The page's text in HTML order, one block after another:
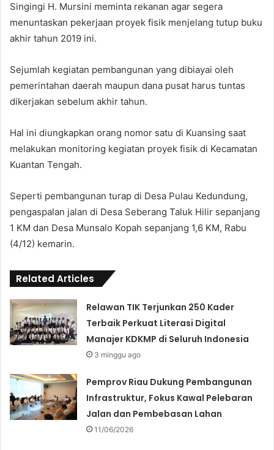
Singingi H. Mursini meminta rekanan agar segera
menuntaskan pekerjaan proyek fisik menjelang tutup buku
akhir tahun 2019 ini.
Sejumlah kegiatan pembangunan yang dibiayai oleh
pemerintahan daerah maupun dana pusat harus tuntas
dikerjakan sebelum akhir tahun.
Hal ini diungkapkan orang nomor satu di Kuansing saat
melakukan monitoring kegiatan proyek fisik di Kecamatan
Kuantan Tengah.
Seperti pembangunan turap di Desa Pulau Kedundung,
pengaspalan jalan di Desa Seberang Taluk Hilir sepanjang
1 KM dan Desa Munsalo Kopah sepanjang 1,6 KM, Rabu
(4/12) kemarin.
Related Articles
Relawan TIK Terjunkan 250 Kader
Terbaik Perkuat Literasi Digital
Manajer KDKMP di Seluruh Indonesia
3 minggu ago
Pemprov Riau Dukung Pembangunan
Infrastruktur, Fokus Kawal Pelebaran
Jalan dan Pembebasan Lahan
11/06/2026